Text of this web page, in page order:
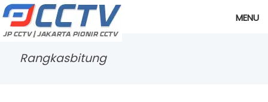
MENU
Rangkasbitung